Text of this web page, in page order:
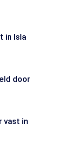
in Isla
door
vast in